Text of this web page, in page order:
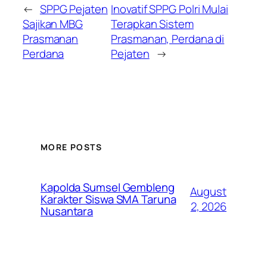
← SPPG Pejaten
Sajikan MBG
Prasmanan
Perdana
Inovatif SPPG Polri Mulai
Terapkan Sistem
Prasmanan, Perdana di
Pejaten →
MORE POSTS
Kapolda Sumsel Gembleng
Karakter Siswa SMA Taruna
Nusantara
August
2, 2026